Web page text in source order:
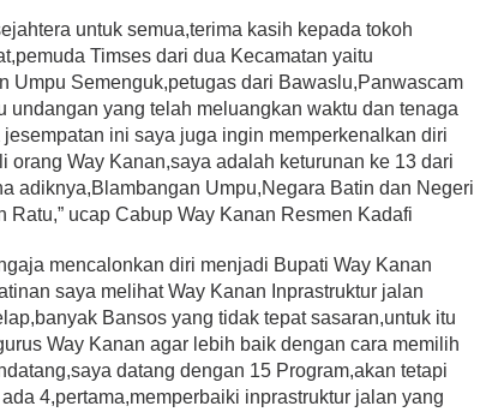
untuk semua,terima kasih kepada tokoh
Timses dari dua Kecamatan yaitu
Umpu Semenguk,petugas dari Bawaslu,Panwascam
undangan yang telah meluangkan waktu dan tenaga
ini saya juga ingin memperkenalkan diri
orang Way Kanan,saya adalah keturunan ke 13 dari
adiknya,Blambangan Umpu,Negara Batin dan Negeri
Ratu,” ucap Cabup Way Kanan Resmen Kadafi
mencalonkan diri menjadi Bupati Way Kanan
saya melihat Way Kanan Inprastruktur jalan
Bansos yang tidak tepat sasaran,untuk itu
Way Kanan agar lebih baik dengan cara memilih
datang dengan 15 Program,akan tetapi
4,pertama,memperbaiki inprastruktur jalan yang